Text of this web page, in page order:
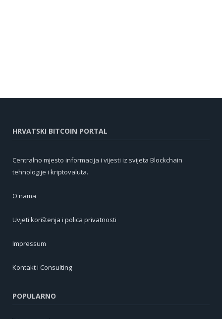
HRVATSKI BITCOIN PORTAL
Centralno mjesto informacija i vijesti iz svijeta Blockchain
tehnologije i kriptovaluta.
O nama
Uvjeti korištenja i polica privatnosti
Impressum
Kontakt i Consulting
POPULARNO